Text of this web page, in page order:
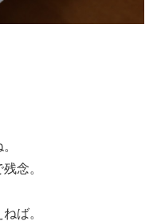
念。
ば。